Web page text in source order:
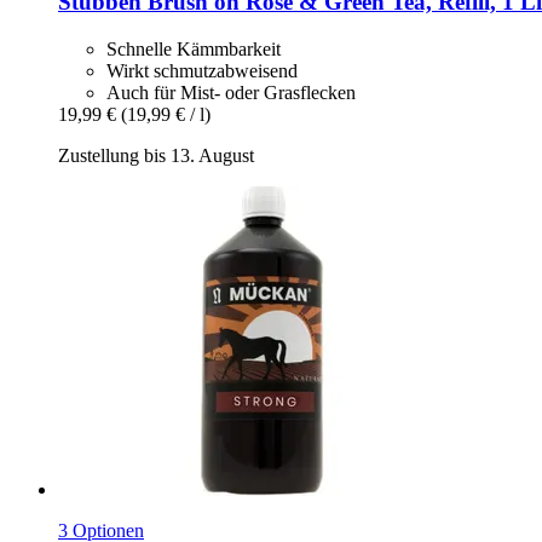
Schnelle Kämmbarkeit
Wirkt schmutzabweisend
Auch für Mist- oder Grasflecken
19,99 € (19,99 € / l)
Zustellung bis 13. August
3 Optionen